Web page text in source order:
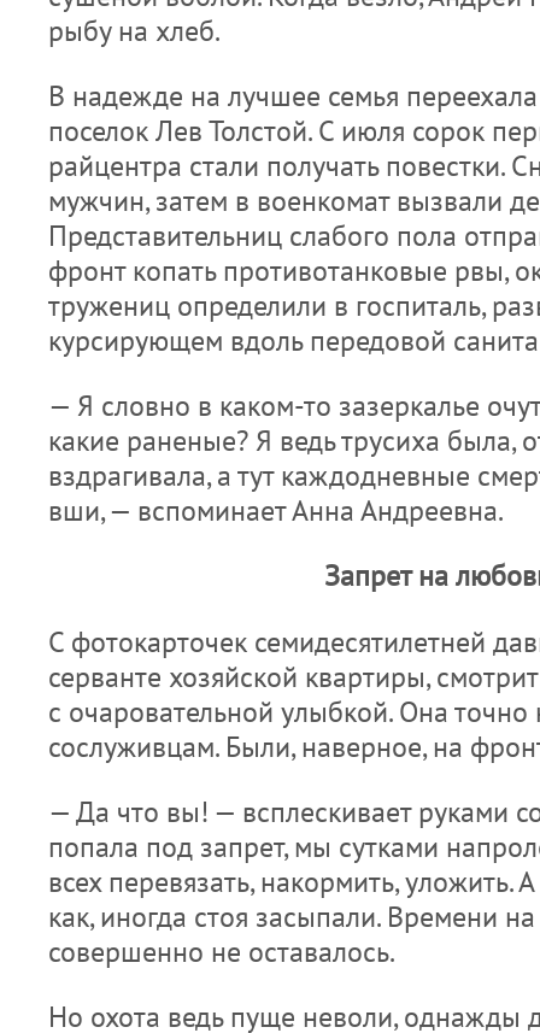
рыбу на хлеб.
В надежде на лучшее семья
поселок Лев Толстой. С июля сорок
райцентра стали получать повестки.
мужчин, затем в военкомат вызвали
Представительниц слабого пола
фронт копать противотанковые рвы,
тружениц определили в госпиталь,
курсирующем вдоль передовой
— Я словно в каком-то зазеркалье
какие раненые? Я ведь трусиха была,
вздрагивала, а тут каждодневные
вши, — вспоминает Анна Андреевна.
Запрет на
С фотокарточек семидесятилетней
серванте хозяйской квартиры,
с очаровательной улыбкой. Она точно
сослуживцам. Были, наверное, на
— Да что вы! — всплескивает руками
попала под запрет, мы сутками
всех перевязать, накормить, уложить.
как, иногда стоя засыпали. Времени
совершенно не оставалось.
Но охота ведь пуще неволи, однажды